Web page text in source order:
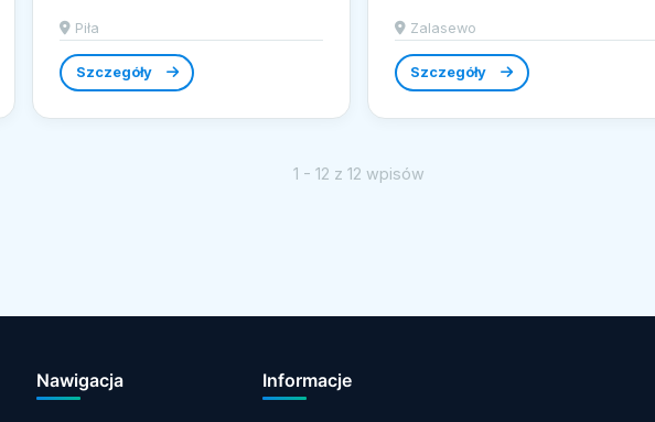
aranżacji wnętrz....
Piła
Szczegóły
branży...
Zalasewo
Szczegóły
1 - 12 z 12 wpisów
Nawigacja Informacje